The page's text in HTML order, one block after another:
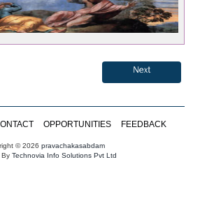
Next
OPPORTUNITIES FEEDBACK
© 2026 pravachakasabdam
Technovia Info Solutions Pvt Ltd